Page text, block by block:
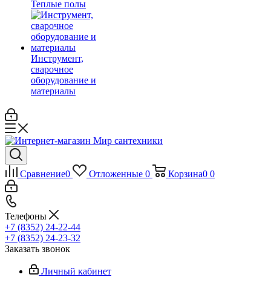
Теплые полы
Инструмент,
сварочное
оборудование и
материалы
Сравнение0 Отложенные 0 Корзина0 0
Телефоны
+7 (8352) 24-22-44
+7 (8352) 24-23-32
Заказать звонок
Личный кабинет